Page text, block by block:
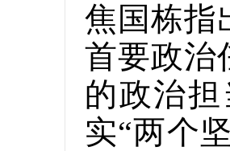
焦国栋指
首要政治
的政治
实“两个